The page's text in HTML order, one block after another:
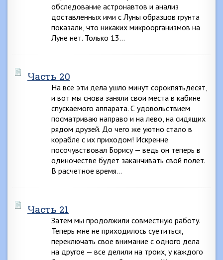
обследование астронавтов и анализ
доставленных ими с Луны образцов грунта
показали, что никаких микроорганизмов на
Луне нет. Только 13…
Часть 20
На все эти дела ушло минут сорокпятьдесят,
и вот мы снова заняли свои места в кабине
спускаемого аппарата. С удовольствием
посматриваю направо и на лево, на сидящих
рядом друзей. До чего же уютно стало в
корабле с их приходом! Искренне
посочувствовал Борису — ведь он теперь в
одиночестве будет заканчивать свой полет.
В расчетное время…
Часть 21
Затем мы продолжили совместную работу.
Теперь мне не приходилось суетиться,
переключать свое внимание с одного дела
на другое — все делили на троих, у каждого